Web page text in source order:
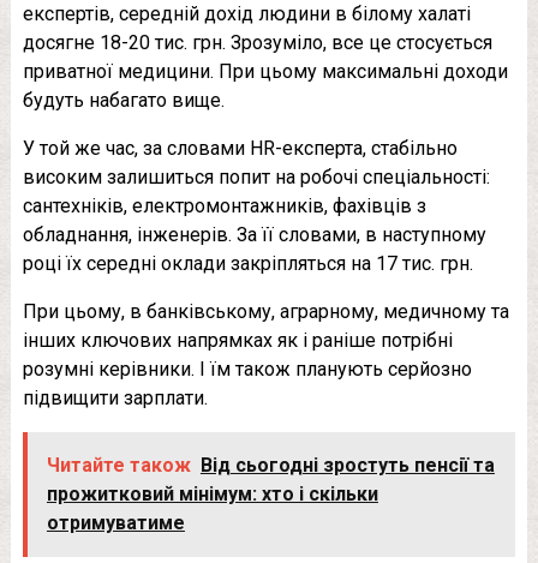
експертів, середній дохід людини в білому халаті
досягне 18-20 тис. грн. Зрозуміло, все це стосується
приватної медицини. При цьому максимальні доходи
будуть набагато вище.
У той же час, за словами HR-експерта, стабільно
високим залишиться попит на робочі спеціальності:
сантехніків, електромонтажників, фахівців з
обладнання, інженерів. За її словами, в наступному
році їх середні оклади закріпляться на 17 тис. грн.
При цьому, в банківському, аграрному, медичному та
інших ключових напрямках як і раніше потрібні
розумні керівники. І їм також планують серйозно
підвищити зарплати.
Читайте також Від сьогодні зростуть пенсії та
прожитковий мінімум: хто і скільки
отримуватиме